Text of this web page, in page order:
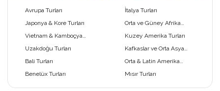
Avrupa Turları
İtalya Turları
Japonya & Kore Turları
Orta ve Güney Afrika
Vietnam & Kamboçya
Kuzey Amerika Turları
Uzakdoğu Turları
Kafkaslar ve Orta Asya
Bali Turları
Orta & Latin Amerika
Benelüx Turları Mısır Turları